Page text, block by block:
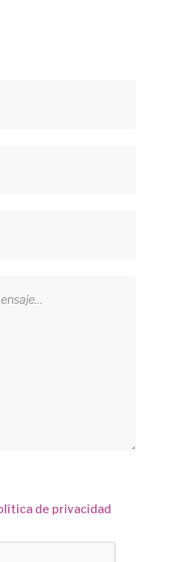
de privacidad